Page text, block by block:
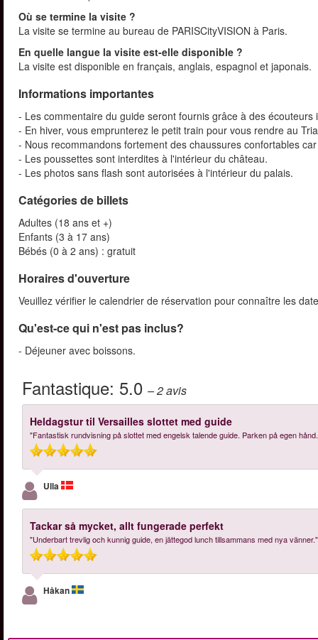
Où se termine la visite ?
La visite se termine au bureau de PARISCityVISION à Paris.
En quelle langue la visite est-elle disponible ?
La visite est disponible en français, anglais, espagnol et japonais.
Informations importantes
- Les commentaire du guide seront fournis grâce à des écouteurs
- En hiver, vous emprunterez le petit train pour vous rendre au
- Nous recommandons fortement des chaussures confortables
- Les poussettes sont interdites à l'intérieur du château.
- Les photos sans flash sont autorisées à l'intérieur du palais.
Catégories de billets
Adultes (18 ans et +)
Enfants (3 à 17 ans)
Bébés (0 à 2 ans) : gratuit
Horaires d'ouverture
Veuillez vérifier le calendrier de réservation pour connaître les
Qu'est-ce qui n'est pas inclus?
- Déjeuner avec boissons.
Fantastique: 5.0 – 2avis
Heldagstur til Versailles slottet med guide
"Fantastisk rundvisning på slottet med engelsk talende guide. Parken på egen
Ulla
Tackar så mycket, allt fungerade perfekt
"Underbart trevlig och kunnig guide, en jättegod lunch tillsammans med nya vänner."
Håkan